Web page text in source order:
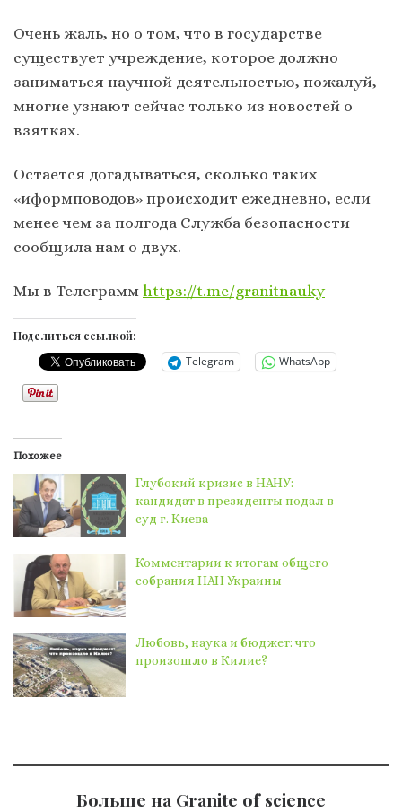
Очень жаль, но о том, что в государстве
существует учреждение, которое должно
заниматься научной деятельностью, пожалуй,
многие узнают сейчас только из новостей о
взятках.
Остается догадываться, сколько таких
«иформповодов» происходит ежедневно, если
менее чем за полгода Служба безопасности
сообщила нам о двух.
Мы в Телеграмм https://t.me/granitnauky
Поделиться ссылкой:
Telegram WhatsApp
Похожее
Глубокий кризис в НАНУ:
кандидат в президенты подал в
суд г. Киева
Комментарии к итогам общего
собрания НАН Украины
Любовь, наука и бюджет: что
произошло в Килие?
Больше на Granite of science